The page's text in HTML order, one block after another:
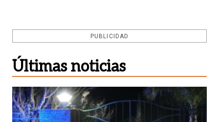
PUBLICIDAD
Últimas noticias